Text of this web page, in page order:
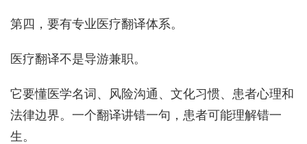
第四，要有专业医疗翻译体系。
医疗翻译不是导游兼职。
它要懂医学名词、风险沟通、文化习惯、患者心理和
法律边界。一个翻译讲错一句，患者可能理解错一
生。